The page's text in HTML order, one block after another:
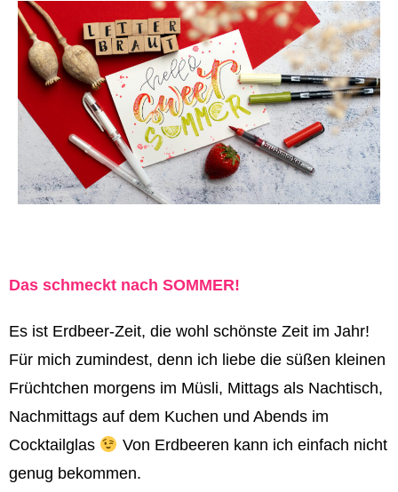
Das schmeckt nach SOMMER!
Es ist Erdbeer-Zeit, die wohl schönste Zeit im Jahr!
Für mich zumindest, denn ich liebe die süßen kleinen
Früchtchen morgens im Müsli, Mittags als Nachtisch,
Nachmittags auf dem Kuchen und Abends im
Cocktailglas
Von Erdbeeren kann ich einfach nicht
genug bekommen.